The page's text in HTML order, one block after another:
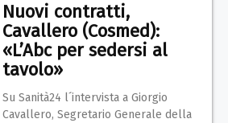
Nuovi contratti,
Cavallero (Cosmed):
«L’Abc per sedersi al
tavolo»
Su Sanità24 l´intervista a Giorgio
Cavallero, Segretario Generale della